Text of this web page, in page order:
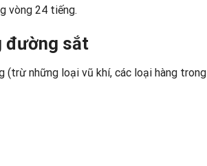
vòng 24 tiếng.
đường sắt
(trừ những loại vũ khí, các loại hàng trong